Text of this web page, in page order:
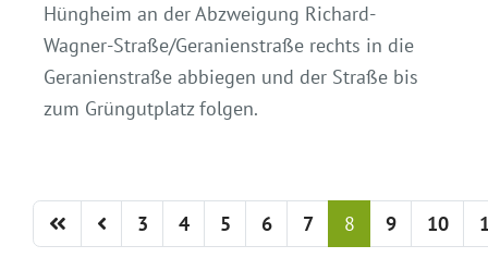
Hüngheim an der Abzweigung Richard-
Wagner-Straße/Geranienstraße rechts in die
Geranienstraße abbiegen und der Straße bis
zum Grüngutplatz folgen.
3 4 5 6 7 8 9 10